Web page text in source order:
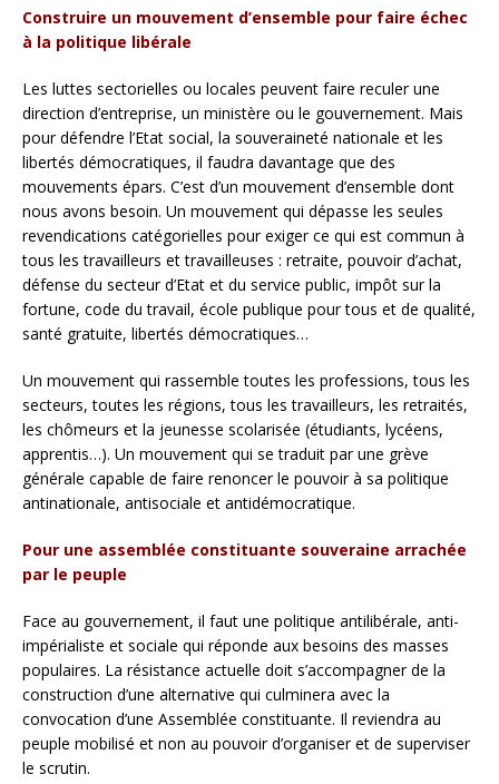
Construire un mouvement d’ensemble pour faire échec
à la politique libérale
Les luttes sectorielles ou locales peuvent faire reculer une
direction d’entreprise, un ministère ou le gouvernement. Mais
pour défendre l’Etat social, la souveraineté nationale et les
libertés démocratiques, il faudra davantage que des
mouvements épars. C’est d’un mouvement d’ensemble dont
nous avons besoin. Un mouvement qui dépasse les seules
revendications catégorielles pour exiger ce qui est commun à
tous les travailleurs et travailleuses : retraite, pouvoir d’achat,
défense du secteur d’Etat et du service public, impôt sur la
fortune, code du travail, école publique pour tous et de qualité,
santé gratuite, libertés démocratiques…
Un mouvement qui rassemble toutes les professions, tous les
secteurs, toutes les régions, tous les travailleurs, les retraités,
les chômeurs et la jeunesse scolarisée (étudiants, lycéens,
apprentis…). Un mouvement qui se traduit par une grève
générale capable de faire renoncer le pouvoir à sa politique
antinationale, antisociale et antidémocratique.
Pour une assemblée constituante souveraine arrachée
par le peuple
Face au gouvernement, il faut une politique antilibérale, anti-
impérialiste et sociale qui réponde aux besoins des masses
populaires. La résistance actuelle doit s’accompagner de la
construction d’une alternative qui culminera avec la
convocation d’une Assemblée constituante. Il reviendra au
peuple mobilisé et non au pouvoir d’organiser et de superviser
le scrutin.